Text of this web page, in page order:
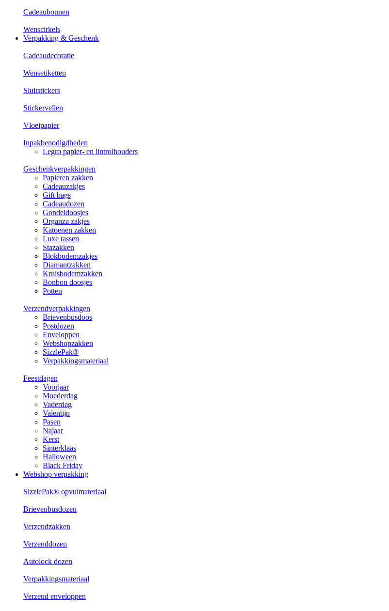
Cadeaubonnen
Wenscirkels
Verpakking & Geschenk
Cadeaudecoratie
Wensetiketten
Sluitstickers
Stickervellen
Vloeipapier
Inpakbenodigdheden
Legro papier- en lintrolhouders
Geschenkverpakkingen
Papieren zakken
Cadeauzakjes
Gift bags
Cadeaudozen
Gondeldoosjes
Organza zakjes
Katoenen zakken
Luxe tassen
Stazakken
Blokbodemzakjes
Diamantzakken
Kruisbodemzakken
Bonbon doosjes
Potten
Verzendverpakkingen
Brievenbusdoos
Postdozen
Enveloppen
Webshopzakken
SizzlePak®
Verpakkingsmateriaal
Feestdagen
Voorjaar
Moederdag
Vaderdag
Valentijn
Pasen
Najaar
Kerst
Sinterklaas
Halloween
Black Friday
Webshop verpakking
SizzlePak® opvulmateriaal
Brievenbusdozen
Verzendzakken
Verzenddozen
Autolock dozen
Verpakkingsmateriaal
Verzend enveloppen